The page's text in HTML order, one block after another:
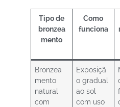
Tipo de
bronzea
mento
Como
funciona
Bronzea
mento
natural
com
Exposiçã
o gradual
ao sol
com uso